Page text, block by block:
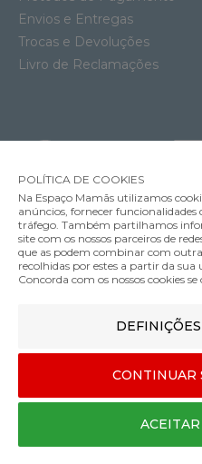
Bolsa Childhome Mommy Club
Cor
Envios e Entregas
Trocas e Devoluções
Livro de Reclamações
MÉTODOS DE ENVIO
MÉTODOS DE PAGAMENTO
Designed & developed by
©Espaço mamãs. Todos os direitos
POLÍTICA DE COOKIES
Na Espaço Mamãs utilizamos
anúncios, fornecer funcionalidades
tráfego. Também partilhamos
site com os nossos parceiros de
que as podem combinar com
recolhidas por estes a partir da sua
Concorda com os nossos cookies
CONTINUAR